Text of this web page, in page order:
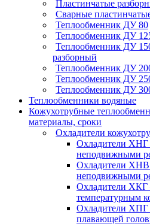
Пластинчатые
Сварные
Теплообменник ДУ 80
Теплообменник ДУ
Теплообменник ДУ
разборный
Теплообменник ДУ
Теплообменник ДУ
Теплообменник ДУ
Теплообменники водяные
Кожухотрубные
материалы, сроки
Охладители
Охладители ХНГ
неподвижными
Охладители
неподвижными
Охладители ХКГ
температурным
Охладители ХПГ
плавающей